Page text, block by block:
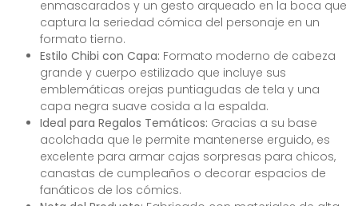
enmascarados y un gesto arqueado en la boca que
captura la seriedad cómica del personaje en un
formato tierno.
Estilo Chibi con Capa: Formato moderno de cabeza
grande y cuerpo estilizado que incluye sus
emblemáticas orejas puntiagudas de tela y una
capa negra suave cosida a la espalda.
Ideal para Regalos Temáticos: Gracias a su base
acolchada que le permite mantenerse erguido, es
excelente para armar cajas sorpresas para chicos,
canastas de cumpleaños o decorar espacios de
fanáticos de los cómics.